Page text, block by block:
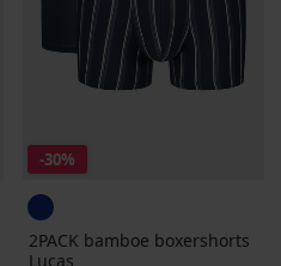
-30%
2PACK bamboe boxershorts
Lucas